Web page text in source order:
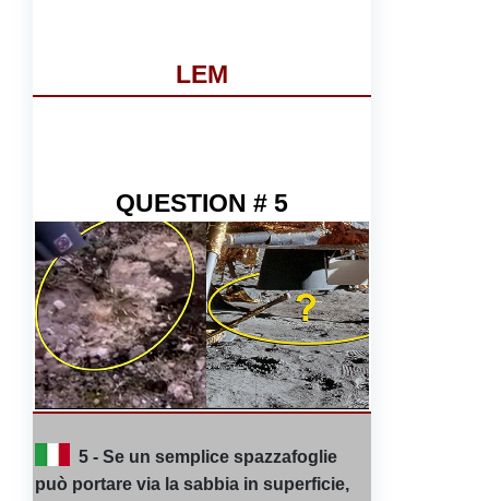
LEM
QUESTION # 5
5 - Se un semplice spazzafoglie
può portare via la sabbia in superficie,